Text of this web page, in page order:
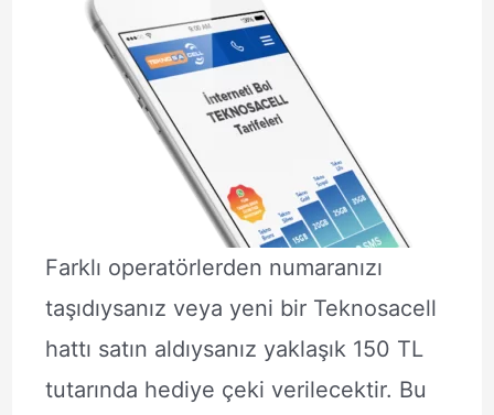
Farklı operatörlerden numaranızı
taşıdıysanız veya yeni bir Teknosacell
hattı satın aldıysanız yaklaşık 150 TL
tutarında hediye çeki verilecektir. Bu